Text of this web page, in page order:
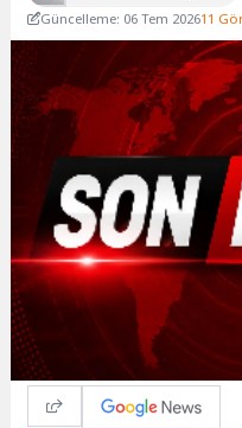
Güncelleme: 06 Tem 202611